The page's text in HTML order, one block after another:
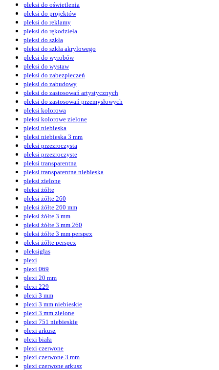
pleksi do oświetlenia
pleksi do projektów
pleksi do reklamy
pleksi do rękodzieła
pleksi do szkła
pleksi do szkła akrylowego
pleksi do wyrobów
pleksi do wystaw
pleksi do zabezpieczeń
pleksi do zabudowy
pleksi do zastosowań artystycznych
pleksi do zastosowań przemysłowych
pleksi kolorowa
pleksi kolorowe zielone
pleksi niebieska
pleksi niebieska 3 mm
pleksi przezroczysta
pleksi przezroczyste
pleksi transparentna
pleksi transparentna niebieska
pleksi zielone
pleksi żółte
pleksi żółte 260
pleksi żółte 260 mm
pleksi żółte 3 mm
pleksi żółte 3 mm 260
pleksi żółte 3 mm perspex
pleksi żółte perspex
pleksiglas
plexi
plexi 069
plexi 20 mm
plexi 229
plexi 3 mm
plexi 3 mm niebieskie
plexi 3 mm zielone
plexi 751 niebieskie
plexi arkusz
plexi biała
plexi czerwone
plexi czerwone 3 mm
plexi czerwone arkusz